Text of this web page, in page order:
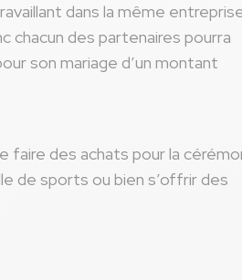
dans la même
chacun des partenaires pourra
son mariage d’un montant
faire des achats pour la
de sports ou bien s’offrir des